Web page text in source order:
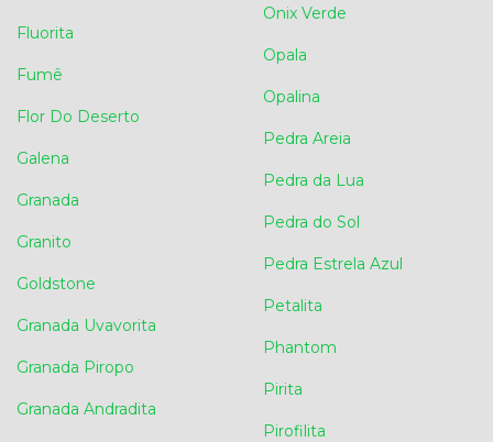
Fluorita
Fumê
Flor Do Deserto
Galena
Granada
Granito
Goldstone
Granada Uvavorita
Granada Piropo
Granada Andradita
Onix Verde
Opala
Opalina
Pedra Areia
Pedra da Lua
Pedra do Sol
Pedra Estrela Azul
Petalita
Phantom
Pirita
Pirofilita